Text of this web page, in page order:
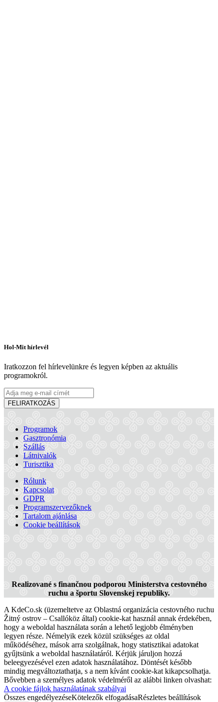
23 km,Vizi túra
Hol-Mit hírlevél
Iratkozzon fel hírlevelünkre és legyen képben az aktuális
programokról.
FELIRATKOZÁS
Programok
Gasztronómia
Szállás
Látnivalók
Turisztika
Rólunk
Kapcsolat
GDPR
Programszervezőknek
Tartalom ajánlása
Cookie beállítások
Realizované s finančnou podporou Ministerstva cestovného
ruchu a športu Slovenskej republiky.
A KdeCo.sk (üzemeltetve az Oblastná organizácia cestovného ruchu
Žitný ostrov – Csallóköz által) cookie-kat használ annak érdekében,
hogy a weboldal használata során a lehető legjobb élményben
legyen része. Némelyik ezek közül szükséges az oldal
működéséhez, mások arra szolgálnak, hogy statisztikai adatokat
gyűjtsünk a weboldal használatáról. Kérjük járuljon hozzá
beleegyezésével ezen adatok használatához. Döntését később
mindig megváltoztathatja, s a nem kívánt cookie-kat kikapcsolhatja.
Bővebben a személyes adatok védelméről az alábbi linken olvashat:
A cookie fájlok használatának szabályai
Összes engedélyezéseKötelezők elfogadásaRészletes beállítások